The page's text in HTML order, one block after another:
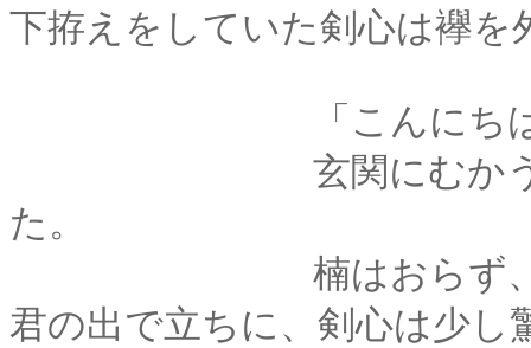
下拵えをしていた剣心は襷を
「こんにちは
玄関にむかうと、其
た。
楠はおらず、彼女ひ
君の出で立ちに、剣心は少